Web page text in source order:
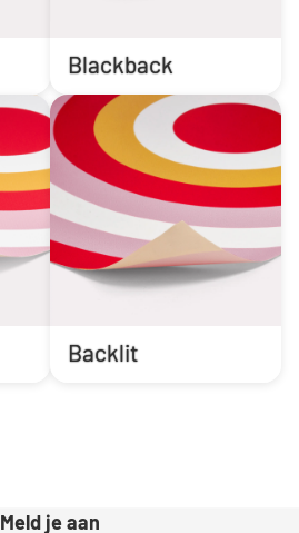
Blackback
Backlit
Meld je aan